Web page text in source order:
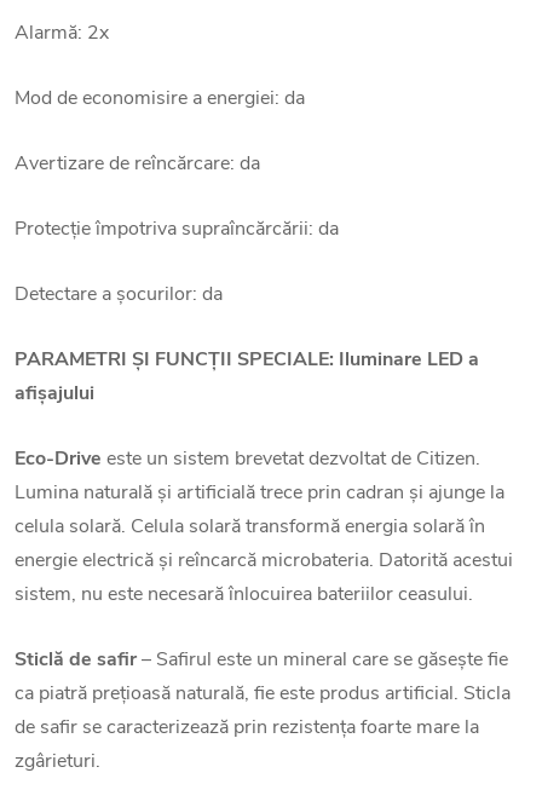
Alarmă: 2x
Mod de economisire a energiei: da
Avertizare de reîncărcare: da
Protecție împotriva supraîncărcării: da
Detectare a șocurilor: da
PARAMETRI ȘI FUNCȚII SPECIALE: Iluminare LED a
afișajului
Eco-Drive este un sistem brevetat dezvoltat de Citizen.
Lumina naturală și artificială trece prin cadran și ajunge la
celula solară. Celula solară transformă energia solară în
energie electrică și reîncarcă microbateria. Datorită acestui
sistem, nu este necesară înlocuirea bateriilor ceasului.
Sticlă de safir– Safirul este un mineral care se găsește fie
ca piatră prețioasă naturală, fie este produs artificial. Sticla
de safir se caracterizează prin rezistența foarte mare la
zgârieturi.